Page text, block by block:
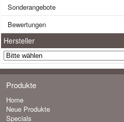
Sonderangebote
Bewertungen
Hersteller
Produkte
Home
Neue Produkte
Specials